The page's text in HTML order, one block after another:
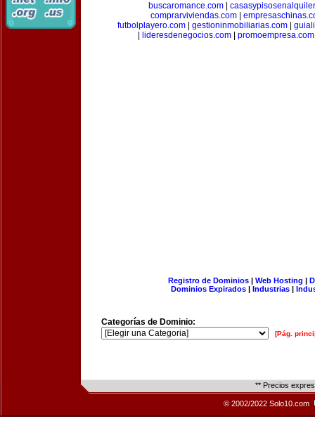
buscaromance.com
comprarviviendas.com|
futbolplayero.com| gestioninmobiliarias.com|
lideresdenegocios.com promoempresa.com
Registro de Dominios| Web Hosting |
Dominios Expirados | Industrias |
Categorías de Dominio:
[Pág.
** Precios
© 2002/2022 Solo10.com